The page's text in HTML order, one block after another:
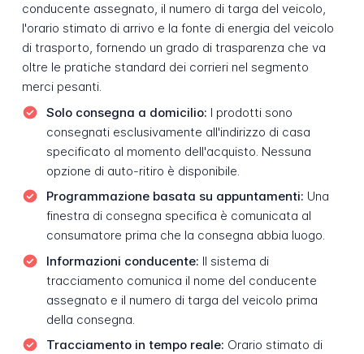
conducente assegnato, il numero di targa del veicolo,
l'orario stimato di arrivo e la fonte di energia del veicolo
di trasporto, fornendo un grado di trasparenza che va
oltre le pratiche standard dei corrieri nel segmento
merci pesanti.
Solo consegna a domicilio: I prodotti sono
consegnati esclusivamente all'indirizzo di casa
specificato al momento dell'acquisto. Nessuna
opzione di auto-ritiro è disponibile.
Programmazione basata su appuntamenti: Una
finestra di consegna specifica è comunicata al
consumatore prima che la consegna abbia luogo.
Informazioni conducente: Il sistema di
tracciamento comunica il nome del conducente
assegnato e il numero di targa del veicolo prima
della consegna.
Tracciamento in tempo reale: Orario stimato di